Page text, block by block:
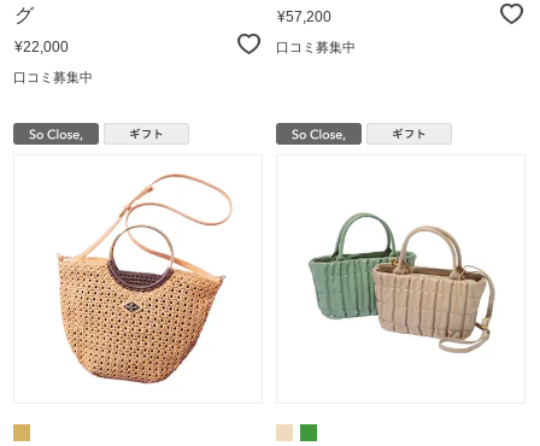
グ
¥22,000
口コミ募集中
¥57,200
口コミ募集中